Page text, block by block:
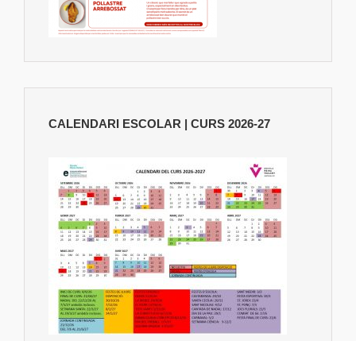
CALENDARI ESCOLAR | CURS 2026-27